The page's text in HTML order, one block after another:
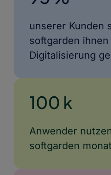
unserer Kunden
softgarden
Digitalisierung
100 k
Anwender
softgarden